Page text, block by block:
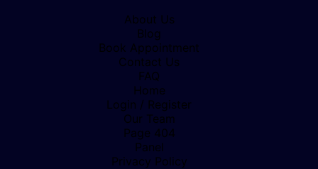
About Us
Blog
Book Appointment
Contact Us
FAQ
Home
Login / Register
Our Team
Page 404
Panel
Privacy Policy